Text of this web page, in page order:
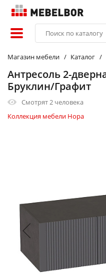
Магазин мебели Каталог
Антресоль 2-
Бруклин/Графит
Смотрят2 человека
Коллекция мебели Нора